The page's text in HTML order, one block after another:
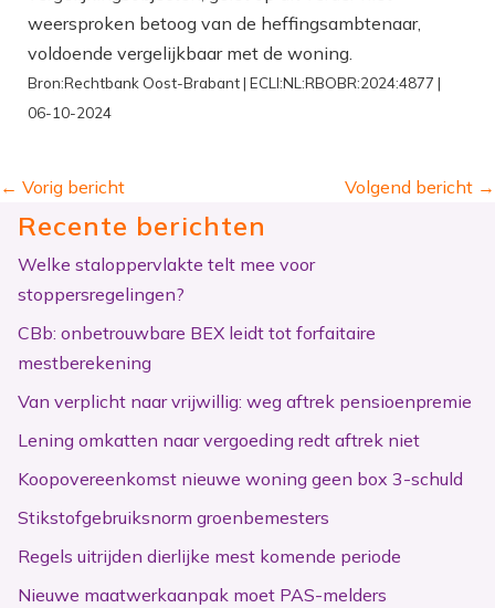
weersproken betoog van de heffingsambtenaar,
voldoende vergelijkbaar met de woning.
Bron:Rechtbank Oost-Brabant | ECLI:NL:RBOBR:2024:4877 |
06-10-2024
← Vorig bericht Volgend bericht →
Recente berichten
Welke staloppervlakte telt mee voor
stoppersregelingen?
CBb: onbetrouwbare BEX leidt tot forfaitaire
mestberekening
Van verplicht naar vrijwillig: weg aftrek pensioenpremie
Lening omkatten naar vergoeding redt aftrek niet
Koopovereenkomst nieuwe woning geen box 3-schuld
Stikstofgebruiksnorm groenbemesters
Regels uitrijden dierlijke mest komende periode
Nieuwe maatwerkaanpak moet PAS-melders